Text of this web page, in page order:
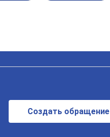
Создать обращение